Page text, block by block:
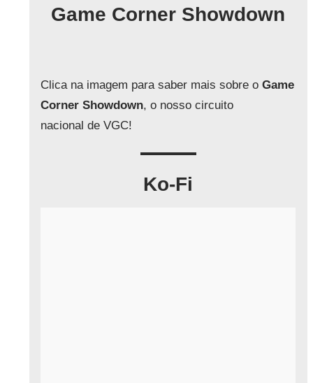
Game Corner Showdown
Clica na imagem para saber mais sobre oGame
Corner Showdown, o nosso circuito
nacional de VGC!
Ko-Fi